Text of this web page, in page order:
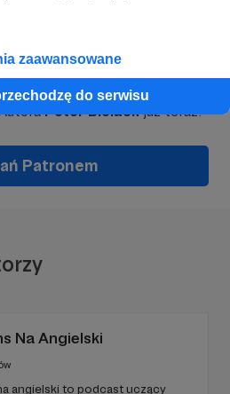
zaawansowane
do serwisu
grona Patronów!
Peter Bielackjuż teraz!
Patronem
Na Angielski
angielski to podcast uczący